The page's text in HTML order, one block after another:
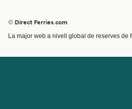
© Direct Ferries.com
La major web a nivell global de reserves de